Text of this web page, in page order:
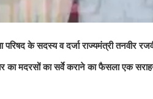
के सदस्य व दर्जा राज्यमंत्री तनवीर
का मदरसों का सर्वे कराने का फैसला एक